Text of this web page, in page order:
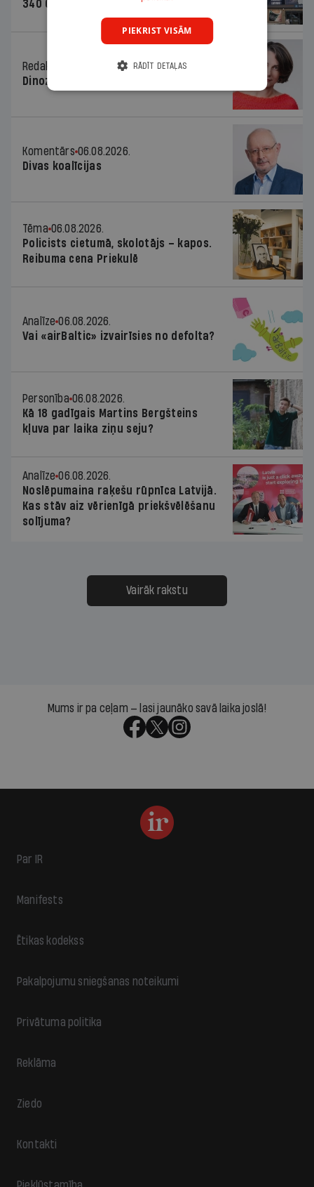
340 000 vērtu reklāmas kampaņu
Redaktores sleja
06.08.2026.
Dinozaura triks
Komentārs 06.08.2026.
Divas koalīcijas
Tēma 06.08.2026.
Policists cietumā, skolotājs – kapos.
Reibuma cena Priekulē
Analīze 06.08.2026.
Vai «airBaltic» izvairīsies no defolta?
Personība 06.08.2026.
Kā 18 gadīgais Martins Bergšteins
kļuva par laika ziņu seju?
Analīze 06.08.2026.
Noslēpumaina raķešu rūpnīca Latvijā.
Kas stāv aiz vērienīgā priekšvēlēšanu
solījuma?
Vairāk rakstu
Mums ir pa ceļam — lasi jaunāko savā laika joslā!
Par IR
Manifests
Ētikas kodekss
Pakalpojumu sniegšanas noteikumi
Privātuma politika
Reklāma
Ziedo
Kontakti
PIEKRIST VISĀM
RĀDĪT DETAĻAS